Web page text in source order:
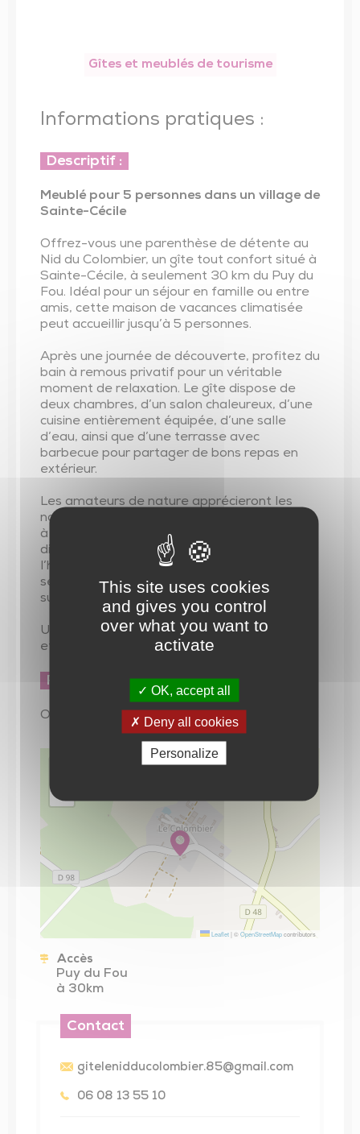
Gîtes et meublés de tourisme
Informations pratiques :
Descriptif :
Meublé pour 5 personnes dans un village de
Sainte-Cécile
Offrez-vous une parenthèse de détente au
Nid du Colombier, un gîte tout confort situé à
Sainte-Cécile, à seulement 30 km du Puy du
Fou. Idéal pour un séjour en famille ou entre
amis, cette maison de vacances climatisée
peut accueillir jusqu’à 5 personnes.
Après une journée de découverte, profitez du
bain à remous privatif pour un véritable
moment de relaxation. Le gîte dispose de
deux chambres, d’un salon chaleureux, d’une
cuisine entièrement équipée, d’une salle
d’eau, ainsi que d’une terrasse avec
barbecue pour partager de bons repas en
extérieur.
Les amateurs de nature apprécieront les
nombreux sentiers de randonnée accessibles
à proximité. Une connexion Wi-Fi est
disponible gratuitement dans tout
l’hébergement. Le linge de lit et les
serviettes peuvent être fournis en
supplément.
Une adresse idéale pour allier confort, calme
et découverte de la Vendée.
Période d'ouverture :
Ouvert
−
Leaflet| ©OpenStreetMapcontributors
Accès
Puy du Fou
à 30km
Contact
gitelenidducolombier.85@gmail.com
06 08 13 55 10
This site uses cookies
and gives you control
over what you want to
activate
OK, accept all
Deny all cookies
Personalize